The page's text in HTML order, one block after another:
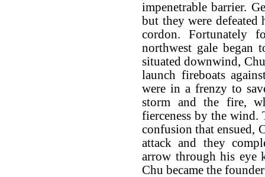
impenetrable barrier.
but they were
cordon. Fortunately
northwest gale began
situated downwind,
launch fireboats
were in a frenzy to
storm and the fire,
fierceness by the wind.
confusion that ensued,
attack and they
arrow through his eye
Chu became the